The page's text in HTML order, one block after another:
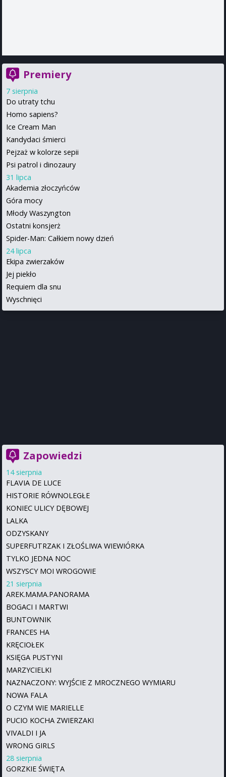
Premiery
7 sierpnia
Do utraty tchu
Homo sapiens?
Ice Cream Man
Kandydaci śmierci
Pejzaż w kolorze sepii
Psi patrol i dinozaury
31 lipca
Akademia złoczyńców
Góra mocy
Młody Waszyngton
Ostatni konsjerż
Spider-Man: Całkiem nowy dzień
24 lipca
Ekipa zwierzaków
Jej piekło
Requiem dla snu
Wyschnięci
Zapowiedzi
14 sierpnia
FLAVIA DE LUCE
HISTORIE RÓWNOLEGŁE
KONIEC ULICY DĘBOWEJ
LALKA
ODZYSKANY
SUPERFUTRZAK I ZŁOŚLIWA WIEWIÓRKA
TYLKO JEDNA NOC
WSZYSCY MOI WROGOWIE
21 sierpnia
AREK.MAMA.PANORAMA
BOGACI I MARTWI
BUNTOWNIK
FRANCES HA
KRĘCIOŁEK
KSIĘGA PUSTYNI
MARZYCIELKI
NAZNACZONY: WYJŚCIE Z MROCZNEGO WYMIARU
NOWA FALA
O CZYM WIE MARIELLE
PUCIO KOCHA ZWIERZAKI
VIVALDI I JA
WRONG GIRLS
28 sierpnia
GORZKIE ŚWIĘTA